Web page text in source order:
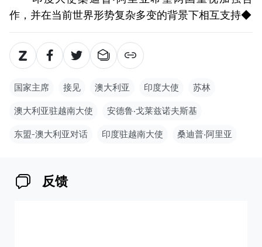
作，并在当前世界形势复杂多变的背景下相互支持◆
国家主席 接见 澳大利亚 印度大使 苏林
澳大利亚驻越南大使 安德鲁‧戈莱兹诺夫斯基
东盟-澳大利亚对话 印度驻越南大使 桑迪普‧阿里亚
反馈